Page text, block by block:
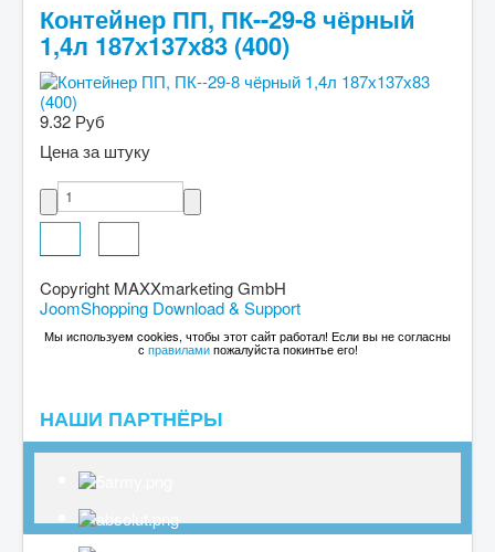
Контейнер ПП, ПК--29-8 чёрный
1,4л 187х137х83 (400)
9.32 Руб
Цена за штуку
Copyright MAXXmarketing GmbH
JoomShopping Download & Support
Мы используем cookies, чтобы этот сайт работал! Если вы не согласны
с правиламипожалуйста покинтье его!
НАШИ ПАРТНЁРЫ